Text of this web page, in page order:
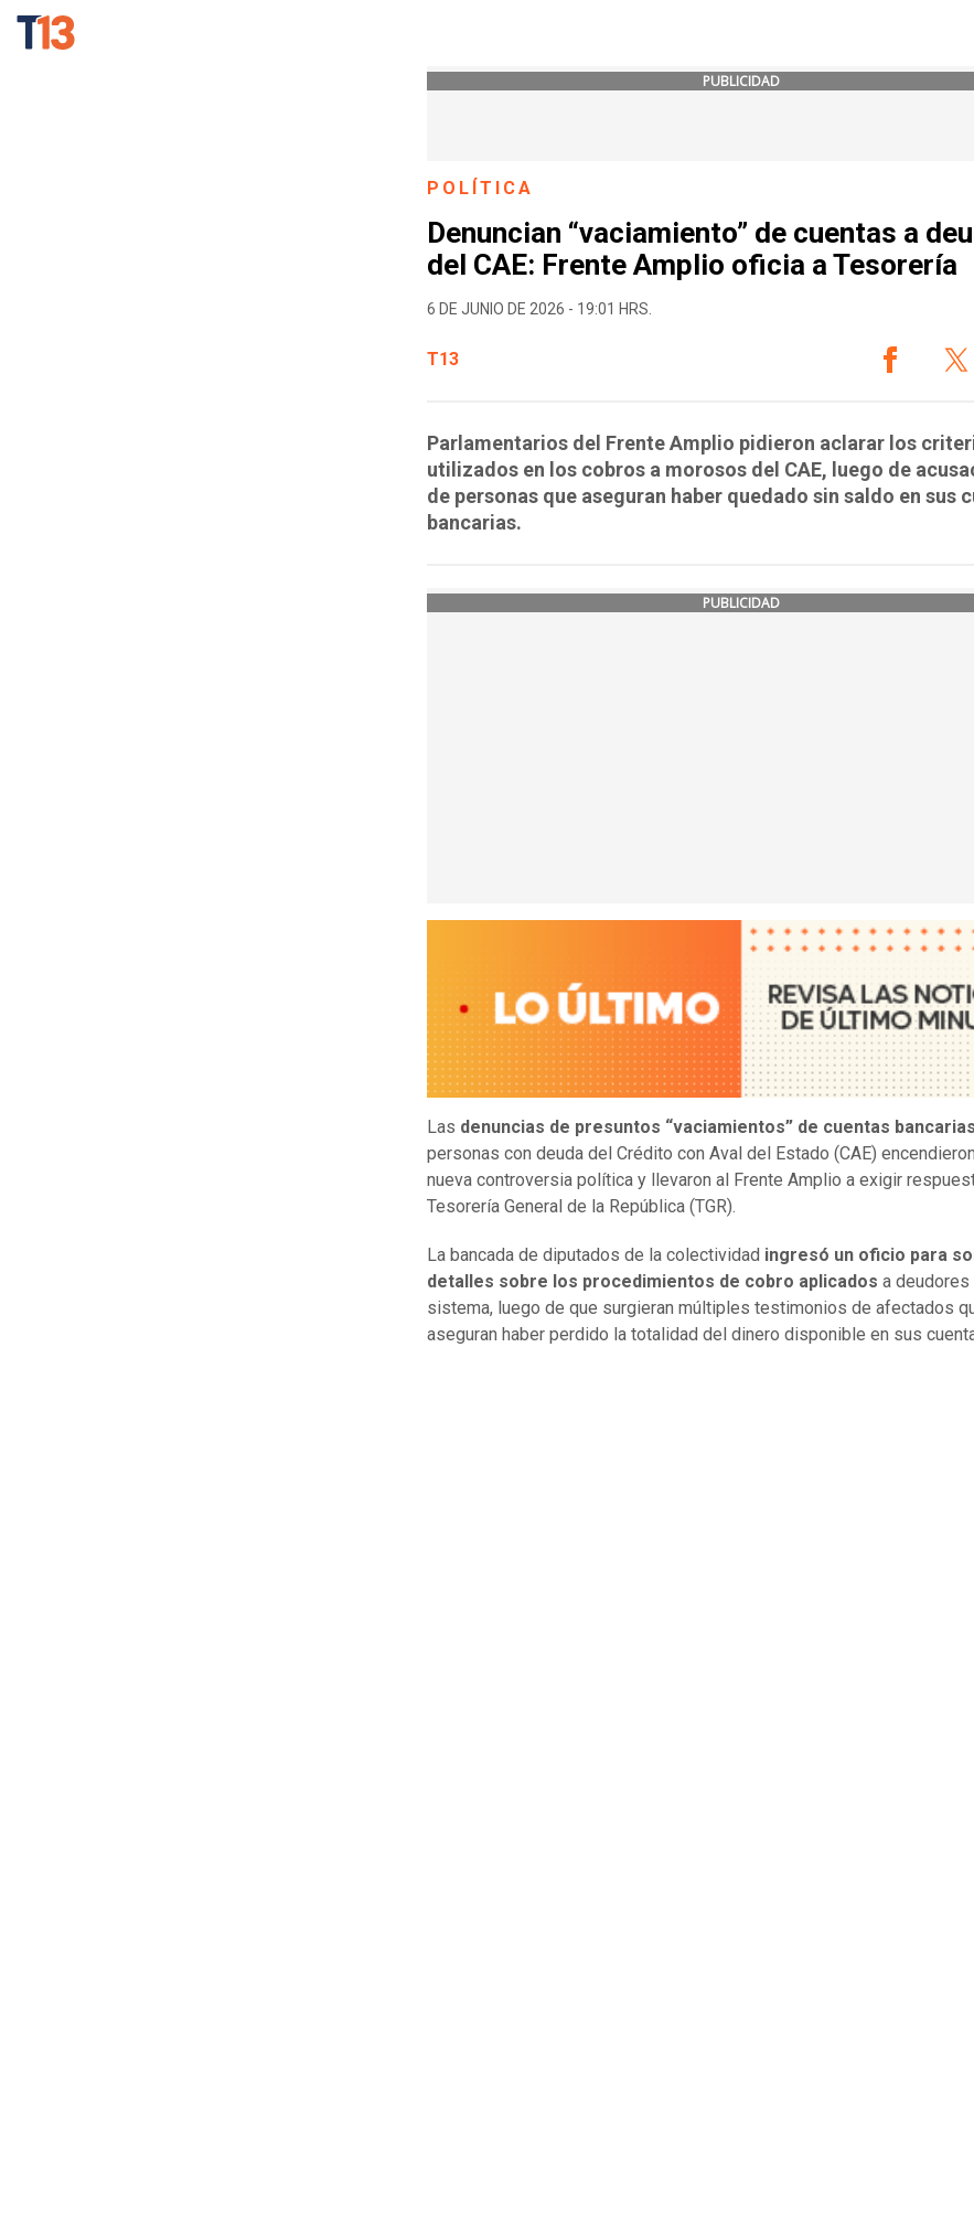
PUBLICIDAD
POLÍTICA
Denuncian “vaciamiento” de cuentas a
del CAE: Frente Amplio oficia a Tesorería
6 DE JUNIO DE 2026 - 19:01 HRS.
T13
Parlamentarios del Frente Amplio pidieron aclarar los
utilizados en los cobros a morosos del CAE, luego de
de personas que aseguran haber quedado sin saldo en sus
bancarias.
PUBLICIDAD
Las denuncias de presuntos “vaciamientos” de cuentas bancarias
personas con deuda del Crédito con Aval del Estado (CAE)
nueva controversia política y llevaron al Frente Amplio a exigir
Tesorería General de la República (TGR).
La bancada de diputados de la colectividad ingresó un oficio para
detalles sobre los procedimientos de cobro aplicados a deudores
sistema, luego de que surgieran múltiples testimonios de afectados
aseguran haber perdido la totalidad del dinero disponible en sus